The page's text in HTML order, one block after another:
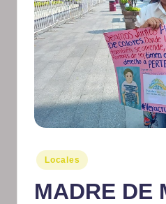
I
n
f
o
r
m
at
iv
o
Publicado
en
Locales
MADRE DE